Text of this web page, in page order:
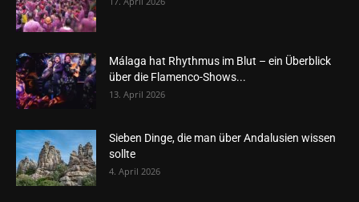
Málaga hat Rhythmus im Blut – ein Überblick
über die Flamenco-Shows...
13. April 2026
Sieben Dinge, die man über Andalusien wissen
sollte
4. April 2026